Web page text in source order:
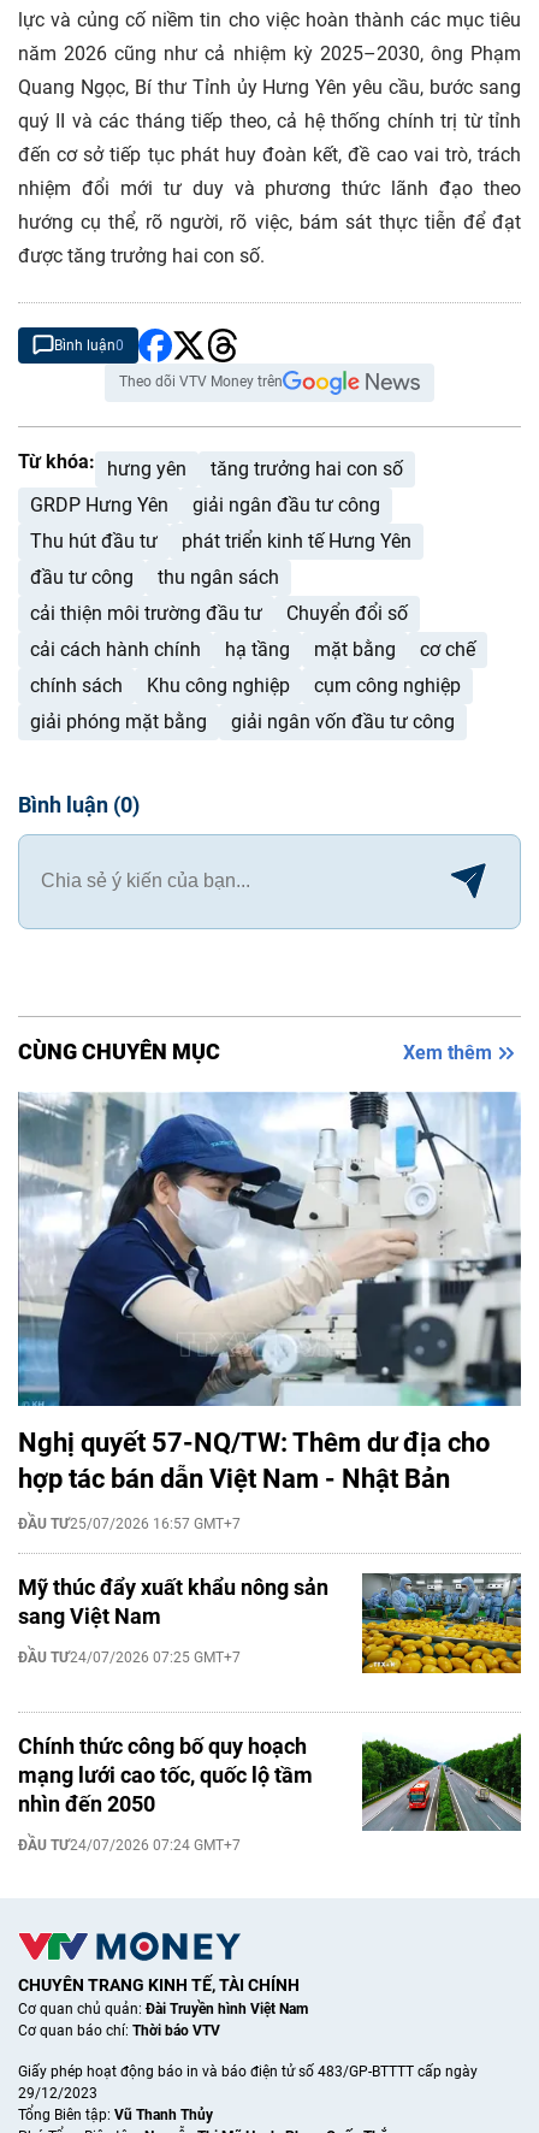
lực và củng cố niềm tin cho việc hoàn thành các mục tiêu
năm 2026 cũng như cả nhiệm kỳ 2025–2030, ông Phạm
Quang Ngọc, Bí thư Tỉnh ủy Hưng Yên yêu cầu, bước sang
quý II và các tháng tiếp theo, cả hệ thống chính trị từ tỉnh
đến cơ sở tiếp tục phát huy đoàn kết, đề cao vai trò, trách
nhiệm đổi mới tư duy và phương thức lãnh đạo theo
hướng cụ thể, rõ người, rõ việc, bám sát thực tiễn để đạt
được tăng trưởng hai con số.
Bình luận0
Theo dõi VTV Money trên
Từ khóa: hưng yên
tăng trưởng hai con số
GRDP Hưng Yên
giải ngân đầu tư công
Thu hút đầu tư
phát triển kinh tế Hưng Yên
đầu tư công
thu ngân sách
cải thiện môi trường đầu tư
Chuyển đổi số
cải cách hành chính
hạ tầng mặt bằng
cơ chế
chính sách
Khu công nghiệp
cụm công nghiệp
giải phóng mặt bằng
giải ngân vốn đầu tư công
Bình luận (0)
CÙNG CHUYÊN MỤC Xem thêm
Nghị quyết 57-NQ/TW: Thêm dư địa cho
hợp tác bán dẫn Việt Nam - Nhật Bản
ĐẦU TƯ25/07/2026 16:57 GMT+7
Mỹ thúc đẩy xuất khẩu nông sản
sang Việt Nam
ĐẦU TƯ24/07/2026 07:25 GMT+7
Chính thức công bố quy hoạch
mạng lưới cao tốc, quốc lộ tầm
nhìn đến 2050
ĐẦU TƯ24/07/2026 07:24 GMT+7
CHUYÊN TRANG KINH TẾ, TÀI CHÍNH
Cơ quan chủ quản:Đài Truyền hình Việt Nam
Cơ quan báo chí: Thời báo VTV
Giấy phép hoạt động báo in và báo điện tử số 483/GP-BTTTT cấp ngày
29/12/2023
Tổng Biên tập: Vũ Thanh Thủy